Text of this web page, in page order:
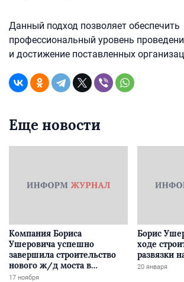
Данный подход позволяет обеспечить
профессиональный уровень
и достижение поставленных
Еще новости
Компания Бориса
Ушеровича успешно
завершила строительство
нового ж/д моста в
Забайкалье
17 ноября
Борис
ходе
развязки
20 января